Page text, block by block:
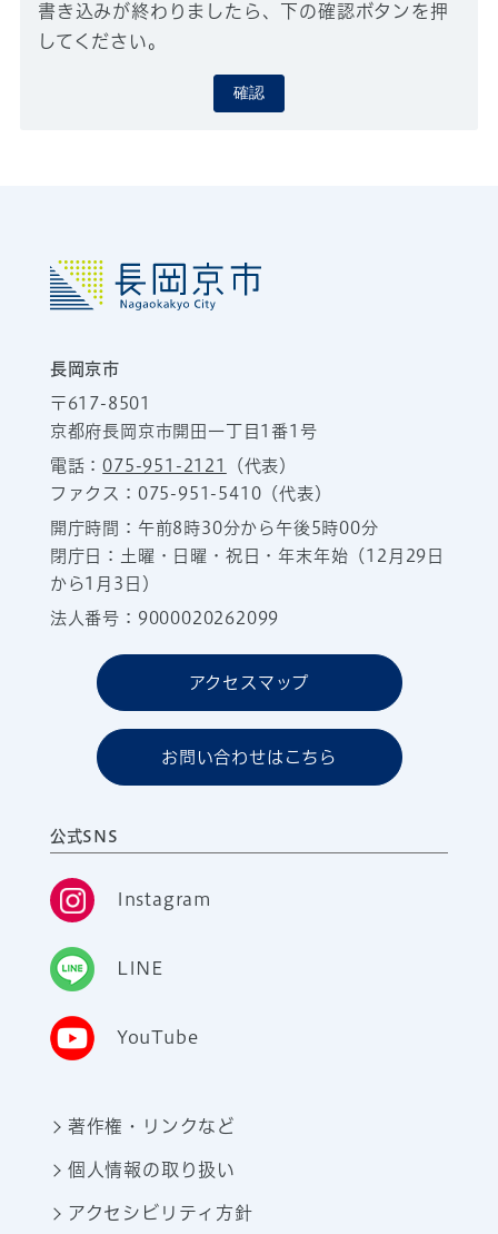
書き込みが終わりましたら、下の確認ボタンを押
してください。
確認
長岡京市
〒617-8501
京都府長岡京市開田一丁目1番1号
電話：075-951-2121
（代表）
ファクス：075-951-5410（代表）
開庁時間：午前8時30分から午後5時00分
閉庁日：土曜・日曜・祝日・年末年始（12月29日
から1月3日）
法人番号：9000020262099
アクセスマップ
お問い合わせはこちら
公式SNS
Instagram
LINE
YouTube
著作権・リンクなど
個人情報の取り扱い
アクセシビリティ方針